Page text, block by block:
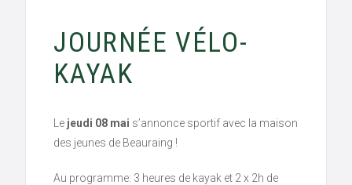
JOURNÉE VÉLO-
KAYAK
Le jeudi 08 mai s’annonce sportif avec la maison
des jeunes de Beauraing !
Au programme: 3 heures de kayak et 2 x 2h de